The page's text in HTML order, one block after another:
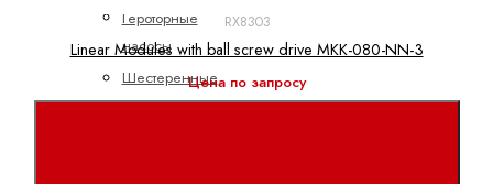
Героторные
насосы
Шестеренные
насосы
RX8303
Linear Modules with ball screw drive MKK-080-NN-3
Цена по запросу